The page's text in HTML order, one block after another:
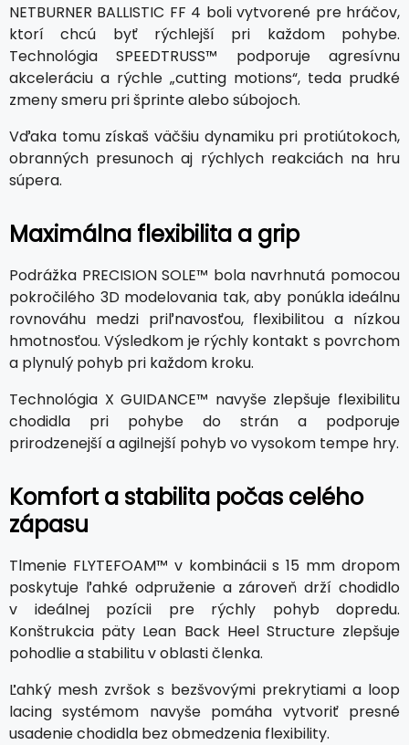
NETBURNER BALLISTIC FF 4 boli vytvorené pre hráčov,
ktorí chcú byť rýchlejší pri každom pohybe.
Technológia SPEEDTRUSS™ podporuje agresívnu
akceleráciu a rýchle „cutting motions“, teda prudké
zmeny smeru pri šprinte alebo súbojoch.
Vďaka tomu získaš väčšiu dynamiku pri protiútokoch,
obranných presunoch aj rýchlych reakciách na hru
súpera.
Maximálna flexibilita a grip
Podrážka PRECISION SOLE™ bola navrhnutá pomocou
pokročilého 3D modelovania tak, aby ponúkla ideálnu
rovnováhu medzi priľnavosťou, flexibilitou a nízkou
hmotnosťou. Výsledkom je rýchly kontakt s povrchom
a plynulý pohyb pri každom kroku.
Technológia X GUIDANCE™ navyše zlepšuje flexibilitu
chodidla pri pohybe do strán a podporuje
prirodzenejší a agilnejší pohyb vo vysokom tempe hry.
Komfort a stabilita počas celého
zápasu
Tlmenie FLYTEFOAM™ v kombinácii s 15 mm dropom
poskytuje ľahké odpruženie a zároveň drží chodidlo
v ideálnej pozícii pre rýchly pohyb dopredu.
Konštrukcia päty Lean Back Heel Structure zlepšuje
pohodlie a stabilitu v oblasti členka.
Ľahký mesh zvršok s bezšvovými prekrytiami a loop
lacing systémom navyše pomáha vytvoriť presné
usadenie chodidla bez obmedzenia flexibility.